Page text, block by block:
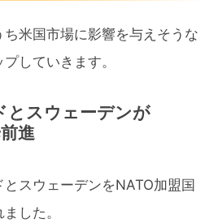
米国市場に影響を与えそうな
していきます。
とスウェーデンが
進
スウェーデンをNATO加盟国
した。